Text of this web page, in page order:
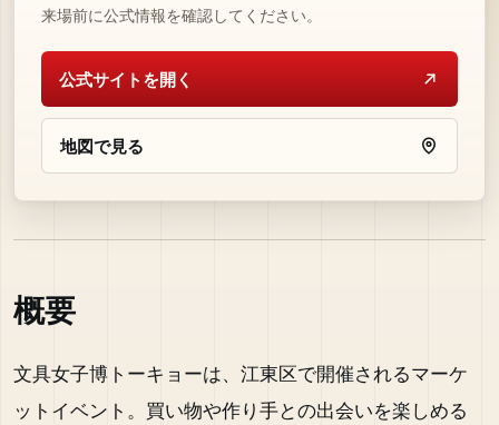
来場前に公式情報を確認してください。
公式サイトを開く
地図で見る
概要
文具女子博トーキョーは、江東区で開催されるマーケ
ットイベント。買い物や作り手との出会いを楽しめる